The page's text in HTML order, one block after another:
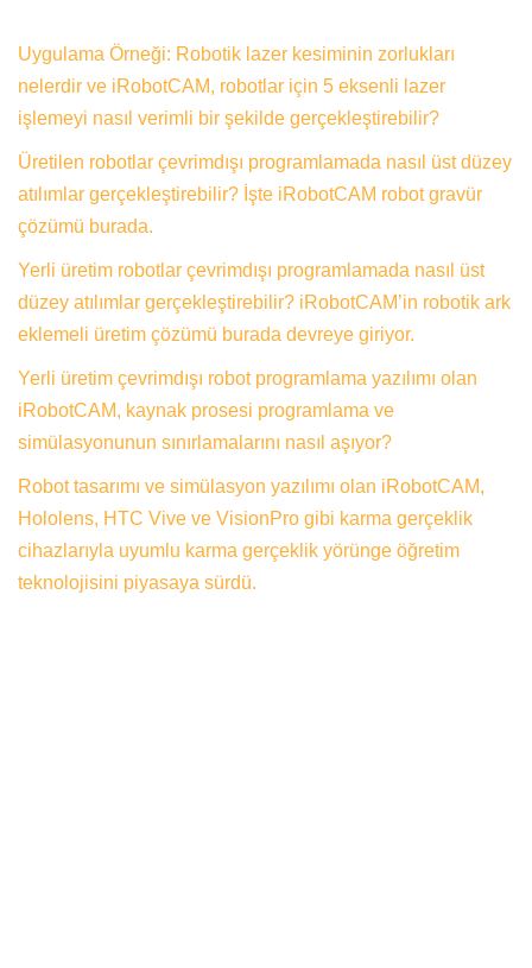
Uygulama Örneği: Robotik lazer kesiminin zorlukları
nelerdir ve iRobotCAM, robotlar için 5 eksenli lazer
işlemeyi nasıl verimli bir şekilde gerçekleştirebilir?
Üretilen robotlar çevrimdışı programlamada nasıl üst düzey
atılımlar gerçekleştirebilir? İşte iRobotCAM robot gravür
çözümü burada.
Yerli üretim robotlar çevrimdışı programlamada nasıl üst
düzey atılımlar gerçekleştirebilir? iRobotCAM’in robotik ark
eklemeli üretim çözümü burada devreye giriyor.
Yerli üretim çevrimdışı robot programlama yazılımı olan
iRobotCAM, kaynak prosesi programlama ve
simülasyonunun sınırlamalarını nasıl aşıyor?
Robot tasarımı ve simülasyon yazılımı olan iRobotCAM,
Hololens, HTC Vive ve VisionPro gibi karma gerçeklik
cihazlarıyla uyumlu karma gerçeklik yörünge öğretim
teknolojisini piyasaya sürdü.